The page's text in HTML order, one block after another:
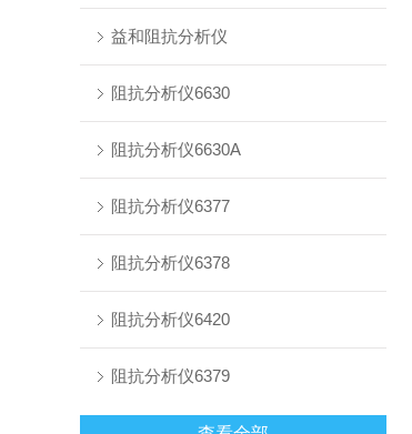
益和阻抗分析仪
阻抗分析仪6630
阻抗分析仪6630A
阻抗分析仪6377
阻抗分析仪6378
阻抗分析仪6420
阻抗分析仪6379